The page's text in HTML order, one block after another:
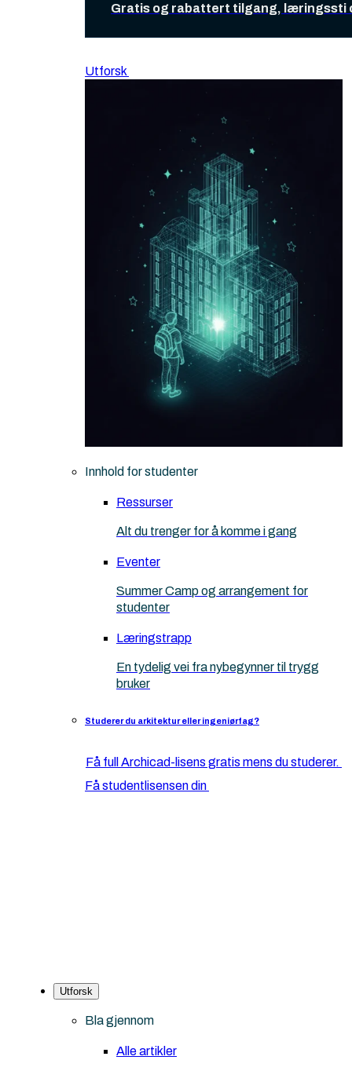
Gratis og rabattert tilgang, læringssti
Utforsk
Innhold for studenter
Ressurser
Alt du trenger for å komme i gang
Eventer
Summer Camp og arrangement for
studenter
Læringstrapp
En tydelig vei fra nybegynner til trygg
bruker
Studerer du arkitektur eller ingeniørfag?
Få full Archicad-lisens gratis mens du studerer.
Få studentlisensen din
Utforsk
Bla gjennom
Alle artikler